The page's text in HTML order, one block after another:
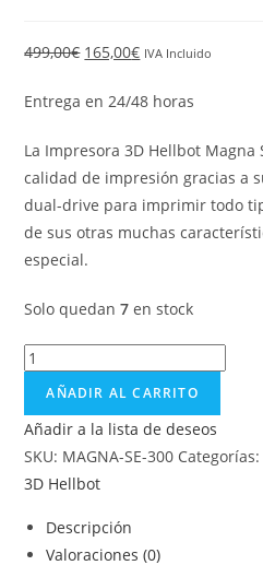
499,00€ 165,00€ IVA Incluido
Entrega en 24/48 horas
La Impresora 3D Hellbot Magna
calidad de impresión gracias a
dual-drive para imprimir todo
de sus otras muchas
especial.
Solo quedan7 en stock
AÑADIR AL CARRITO
Añadir a la lista de deseos
SKU: MAGNA-SE-300 Categorías:
3D Hellbot
Descripción
Valoraciones (0)